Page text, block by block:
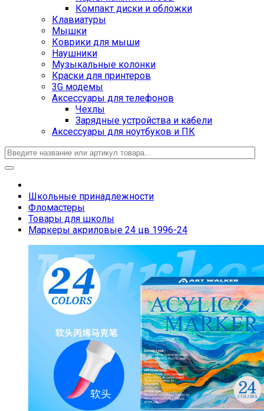
Компакт диски и обложки
Клавиатуры
Мышки
Коврики для мыши
Наушники
Музыкальные колонки
Краски для принтеров
3G модемы
Аксессуары для телефонов
Чехлы
Зарядные устройства и кабели
Аксессуары для ноутбуков и ПК
Школьные принадлежности
Фломастеры
Товары для школы
Маркеры акриловые 24 цв 1996-24